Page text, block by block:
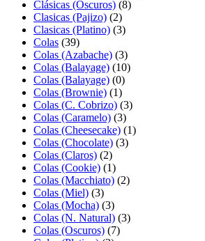
Clásicas (Oscuros) (8)
Clasicas (Pajizo) (2)
Clasicas (Platino) (3)
Colas (39)
Colas (Azabache) (3)
Colas (Balayage) (10)
Colas (Balayage) (0)
Colas (Brownie) (1)
Colas (C. Cobrizo) (3)
Colas (Caramelo) (3)
Colas (Cheesecake) (1)
Colas (Chocolate) (3)
Colas (Claros) (2)
Colas (Cookie) (1)
Colas (Macchiato) (2)
Colas (Miel) (3)
Colas (Mocha) (3)
Colas (N. Natural) (3)
Colas (Oscuros) (7)